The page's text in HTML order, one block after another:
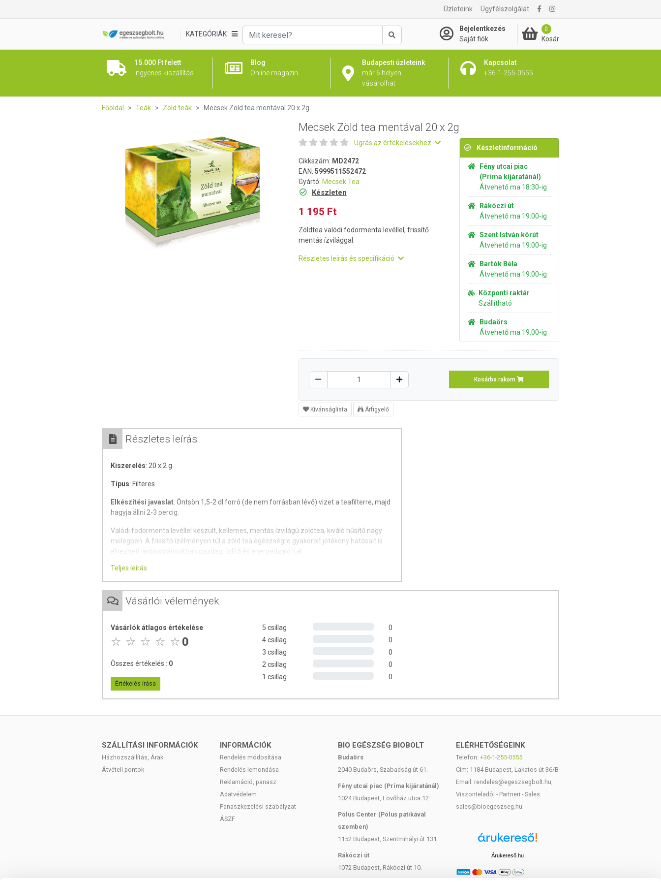
Üzleteink Ügyfélszolgálat
KATEGÓRIÁK
Keresés
Bejelentkezés
Saját fiók
0
Kosár
15.000 Ft felett
ingyenes kiszállítás
Blog
Online magazin
Budapesti üzleteink
már 6 helyen
vásárolhat
Kapcsolat
+36-1-255-0555
1 195 Ft Kosárba rakom
Főoldal Teák Zöld teák Mecsek Zöld tea mentával 20 x 2g
Mecsek Zöld tea mentával 20 x 2g
Ugrás az értékelésekhez
Cikkszám: MD2472
EAN: 5999511552472
Gyártó: Mecsek Tea
Készleten
1 195 Ft
Zöldtea valódi fodormenta levéllel, frissítő
mentás ízvilággal.
Részletes leírás és specifikáció
Készletinformáció
Fény utcai piac
(Príma kijáratánál)
Átvehető ma 18:30-ig
Rákóczi út
Átvehető ma 19:00-ig
Szent István körút
Átvehető ma 19:00-ig
Bartók Béla
Átvehető ma 19:00-ig
Központi raktár
Szállítható
Budaörs
Átvehető ma 19:00-ig
Kosárba rakom
Kívánságlista Árfigyelő
Részletes leírás
Kiszerelés: 20 x 2 g
Típus: Filteres
Elkészítési javaslat: Öntsön 1,5-2 dl forró (de nem forrásban lévő) vizet a teafilterre, majd
hagyja állni 2-3 percig.
Valódi fodormenta levéllel készült, kellemes, mentás ízvilágú zöldtea, kiváló hűsítő nagy
melegben. A frissítő ízélményen túl a zöld tea egészségre gyakorolt jótékony hatásait is
élvezheti: antioxidánsokban gazdag, üdítő és energetizáló ital.
Összetevők
Tárolja hűvös, száraz, napfénytől védett helyen.
Teljes leírás
Vásárlói vélemények
Vásárlók átlagos értékelése
0
Összes értékelés : 0
Értékelés írása
5 csillag
0
4 csillag
0
3 csillag
0
2 csillag
0
1 csillag
0
SZÁLLÍTÁSI INFORMÁCIÓK
Házhozszállítás, Árak
Átvételi pontok
INFORMÁCIÓK
Rendelés módosítása
Rendelés lemondása
Reklamáció, panasz
Adatvédelem
Panaszkezelési szabályzat
ÁSZF
BIO EGÉSZSÉG BIOBOLT
Budaörs
2040 Budaörs, Szabadság út 61.
Fény utcai piac (Príma kijáratánál)
1024 Budapest, Lövőház utca 12.
Pólus Center (Pólus patikával
szemben)
1152 Budapest, Szentmihályi út 131.
Rákóczi út
1072 Budapest, Rákóczi út 10.
ELÉRHETŐSÉGEINK
Telefon: +36-1-255-0555
Cím: 1184 Budapest, Lakatos út 36/B
Email: rendeles@egeszsegbolt.hu,
Viszonteladói - Partneri - Sales:
sales@bioegeszseg.hu
Árukereső.hu